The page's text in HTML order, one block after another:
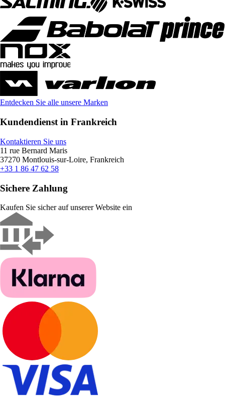
Entdecken Sie alle unsere Marken
Kundendienst in Frankreich
Kontaktieren Sie uns
11 rue Bernard Maris
37270 Montlouis-sur-Loire, Frankreich
+33 1 86 47 62 58
Sichere Zahlung
Kaufen Sie sicher auf unserer Website ein